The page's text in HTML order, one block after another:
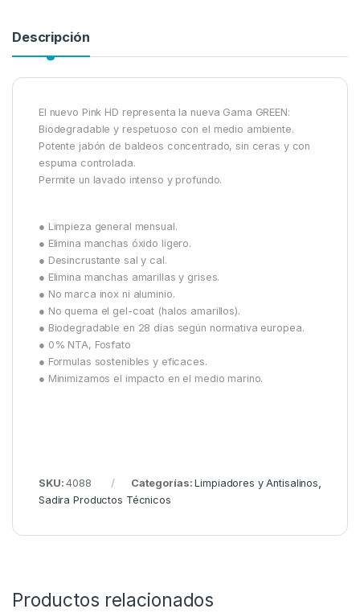
Descripción
El nuevo Pink HD representa la nueva Gama GREEN:
Biodegradable y respetuoso con el medio ambiente.
Potente jabón de baldeos concentrado, sin ceras y con
espuma controlada.
Permite un lavado intenso y profundo.
● Limpieza general mensual.
● Elimina manchas óxido ligero.
● Desincrustante sal y cal.
● Elimina manchas amarillas y grises.
● No marca inox ni aluminio.
● No quema el gel-coat (halos amarillos).
● Biodegradable en 28 días según normativa europea.
● 0% NTA, Fosfato
● Formulas sostenibles y eficaces.
● Minimizamos el impacto en el medio marino.
SKU:4088 Categorías:Limpiadores y Antisalinos,
Sadira Productos Técnicos
Productos relacionados